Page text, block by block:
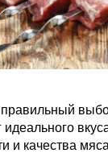
и качества